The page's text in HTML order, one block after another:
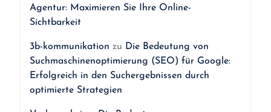
Agentur: Maximieren Sie Ihre Online-
Sichtbarkeit
3b-kommunikation zu Die Bedeutung von
Suchmaschinenoptimierung (SEO) für Google:
Erfolgreich in den Suchergebnissen durch
optimierte Strategien